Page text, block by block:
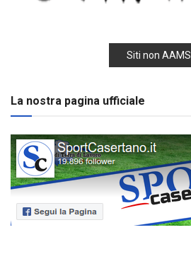
Siti non AAMS
La nostra pagina ufficiale